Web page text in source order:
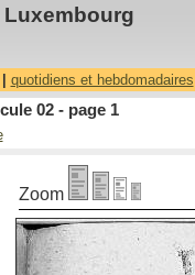
quotidiens et hebdomadaires
02 - page 1
Zoom